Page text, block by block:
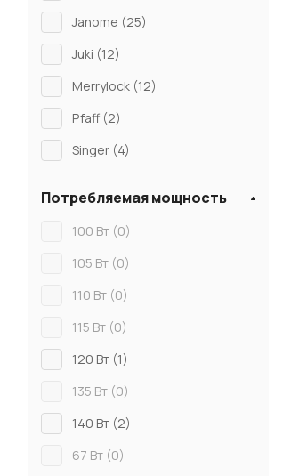
Janome (25)
Juki (12)
Merrylock (12)
Pfaff (2)
Singer (4)
Потребляемая мощность
100 Вт (0)
105 Вт (0)
110 Вт (0)
115 Вт (0)
120 Вт (1)
135 Вт (0)
140 Вт (2)
67 Вт (0)